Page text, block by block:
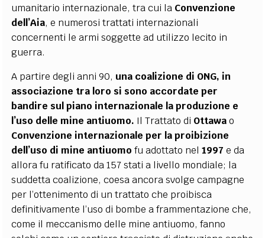
umanitario internazionale, tra cui la Convenzione
dell’Aia, e numerosi trattati internazionali
concernenti le armi soggette ad utilizzo lecito in
guerra.
A partire degli anni 90, una coalizione di ONG, in
associazione tra loro si sono accordate per
bandire sul piano internazionale la produzione e
l’uso delle mine antiuomo. Il Trattato di Ottawao
Convenzione internazionale per la proibizione
dell’uso di mine antiuomo fu adottato nel1997 e da
allora fu ratificato da 157 stati a livello mondiale; la
suddetta coalizione, coesa ancora svolge campagne
per l’ottenimento di un trattato che proibisca
definitivamente l’uso di bombe a frammentazione che,
come il meccanismo delle mine antiuomo, fanno